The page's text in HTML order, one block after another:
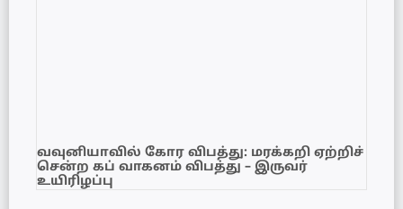
வவுனியாவில் கோர விபத்து: மரக்கறி ஏற்றிச்
சென்ற கப் வாகனம் விபத்து – இருவர்
உயிரிழப்பு